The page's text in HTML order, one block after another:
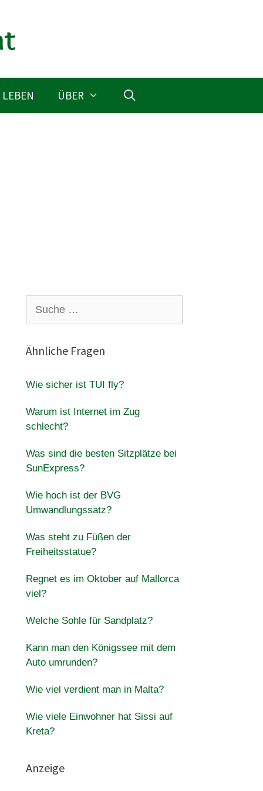
ÜBER
nach:
Ähnliche Fragen
Wie sicher ist TUI fly?
Warum ist Internet im Zug
schlecht?
Was sind die besten Sitzplätze bei
SunExpress?
Wie hoch ist der BVG
Umwandlungssatz?
Was steht zu Füßen der
Freiheitsstatue?
Regnet es im Oktober auf Mallorca
viel?
Welche Sohle für Sandplatz?
Kann man den Königssee mit dem
Auto umrunden?
Wie viel verdient man in Malta?
Wie viele Einwohner hat Sissi auf
Kreta?
Anzeige